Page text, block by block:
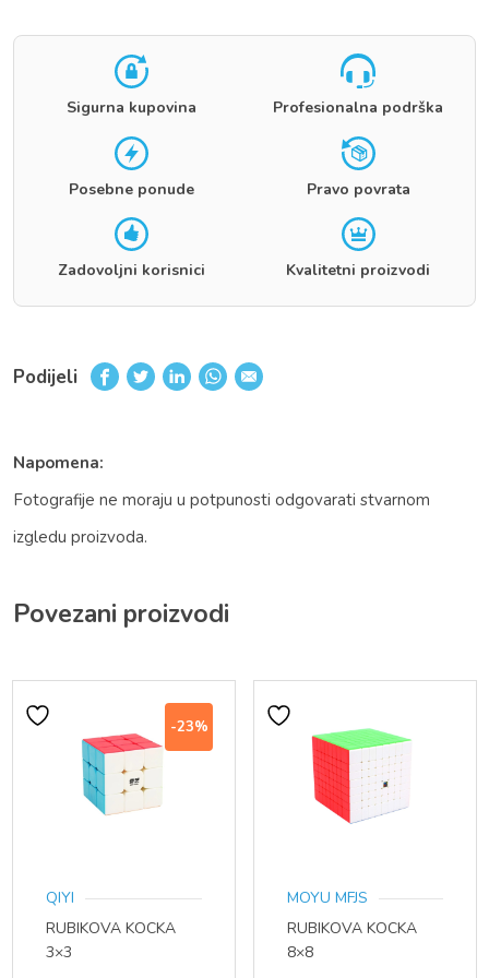
Sigurna kupovina Profesionalna podrška
Posebne ponude Pravo povrata
Zadovoljni korisnici Kvalitetni proizvodi
Podijeli
Napomena:
Fotografije ne moraju u potpunosti odgovarati stvarnom
izgledu proizvoda.
Povezani proizvodi
-23%
QIYI
RUBIKOVA KOCKA
3×3
MOYU MFJS
RUBIKOVA KOCKA
8×8